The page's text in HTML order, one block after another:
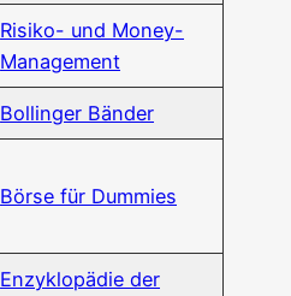
Risi­ko- und Money-
Management
Bol­lin­ger Bänder
Bör­se für Dummies
Enzy­klo­pä­die der